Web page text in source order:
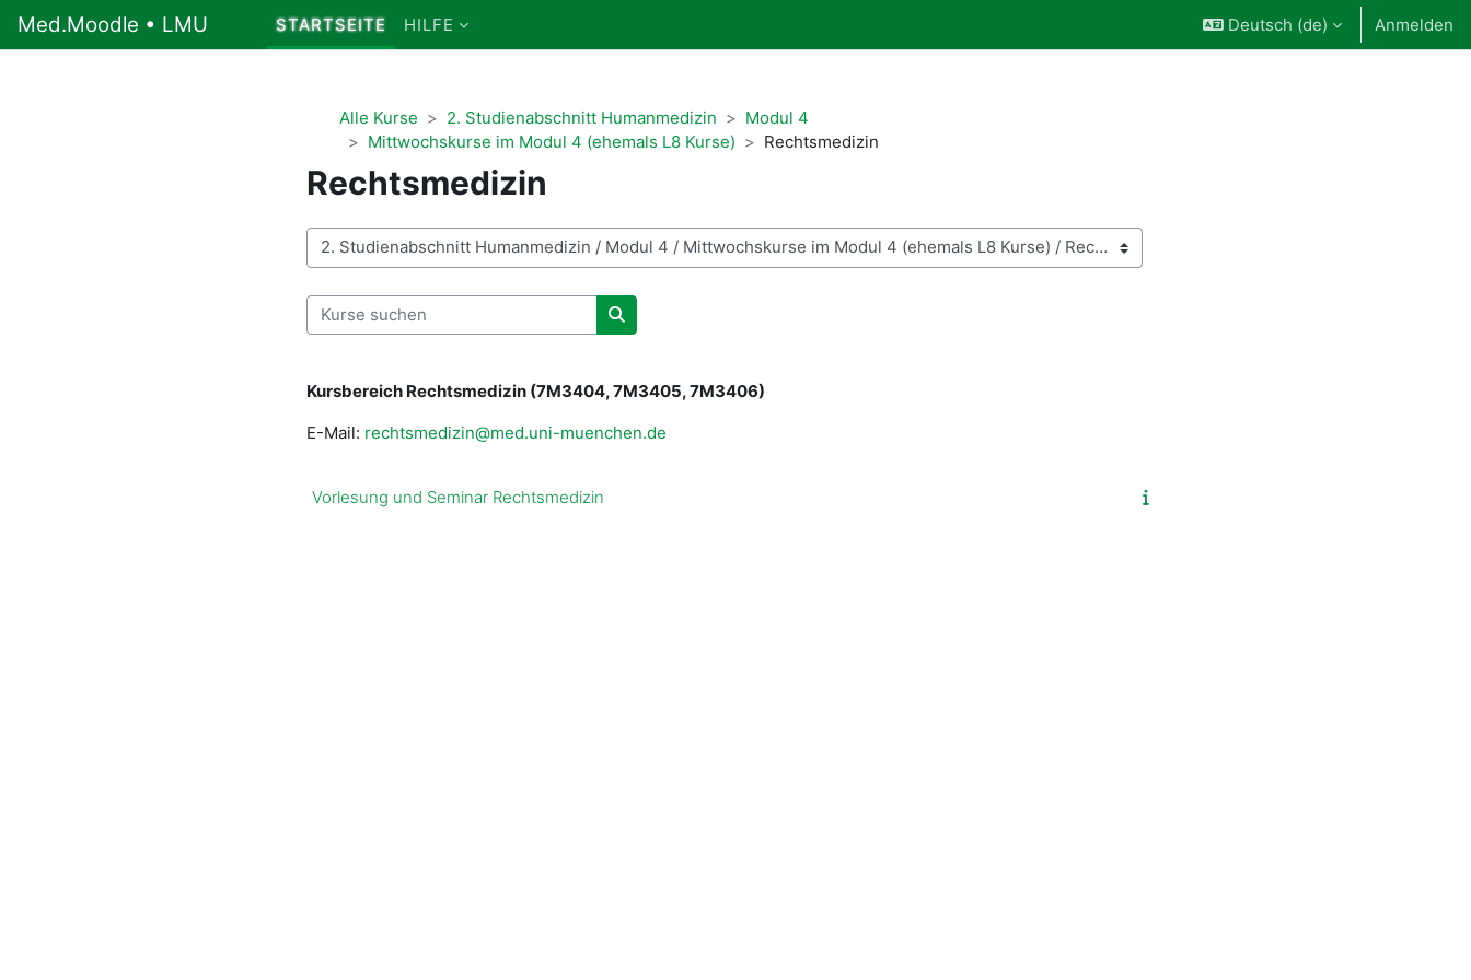
Med.Moodle • LMU STARTSEITE HILFE Deutsch ‎(de)‎ Anmelden
Alle Kurse 2. Studienabschnitt Humanmedizin
Modul 4
Mittwochskurse im Modul 4 (ehemals L8 Kurse)
Rechtsmedizin
Rechtsmedizin
Kursbereiche
Kurse suchen
Kurse suchen
Kursbereich Rechtsmedizin (7M3404, 7M3405, 7M3406)
E-Mail: rechtsmedizin@med.uni-muenchen.de
Vorlesung und Seminar Rechtsmedizin